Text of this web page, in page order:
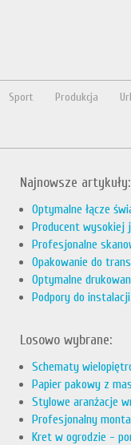
Sport Produkcja
Najnowsze artykuły:
Optymalne łącze
Producent wysokiej
Profesjonalne
Opakowanie do
Optymalne
Podpory do instalacji
Losowo wybrane:
Schematy
Papier pakowy z
Stylowe aranżacje
Profesjonalny
Kret w ogrodzie -